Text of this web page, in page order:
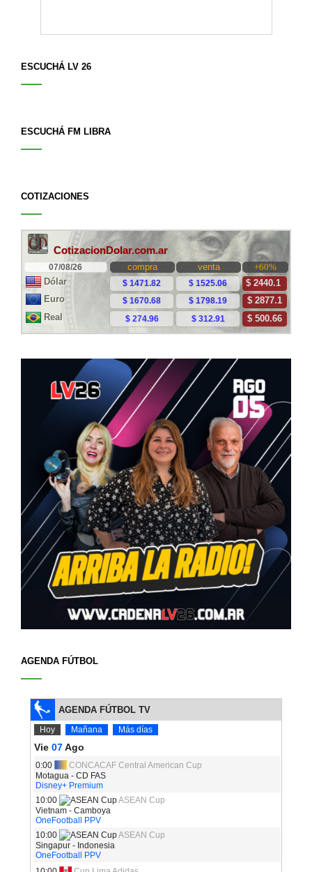
ESCUCHÁ LV 26
ESCUCHÁ FM LIBRA
COTIZACIONES
AGENDA FÚTBOL